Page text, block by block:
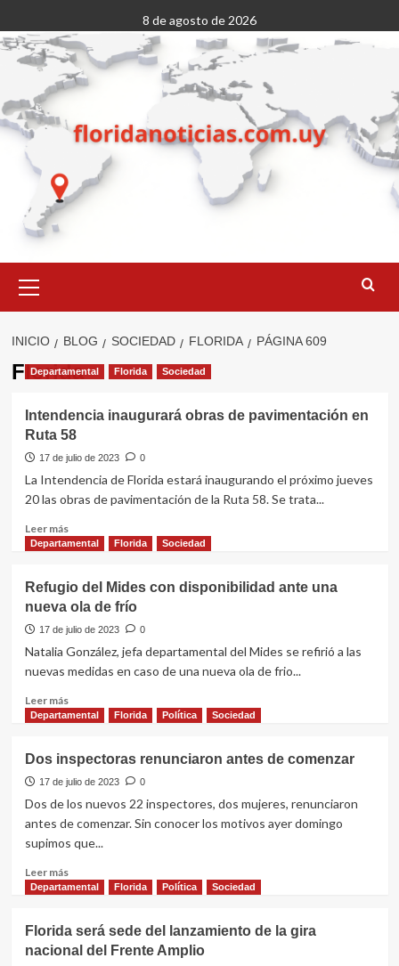
al
contenido
8 de agosto de 2026
primario
INICIO BLOG SOCIEDAD FLORIDA PÁGINA 609
Florida
Departamental Florida Sociedad
Intendencia inaugurará obras de pavimentación en
Ruta 58
17 de julio de 2023 0
La Intendencia de Florida estará inaugurando el próximo jueves
20 las obras de pavimentación de la Ruta 58. Se trata...
Leer másLeer
más
inaugurará
obras
de
pavimentación
Ruta
Departamental Florida Sociedad
Refugio del Mides con disponibilidad ante una
nueva ola de frío
17 de julio de 2023 0
Natalia González, jefa departamental del Mides se refirió a las
nuevas medidas en caso de una nueva ola de frio...
Leer másLeer
más
del
Mides
con
disponibilidad
una
ola
Departamental Florida Política Sociedad
Dos inspectoras renunciaron antes de comenzar
17 de julio de 2023 0
Dos de los nuevos 22 inspectores, dos mujeres, renunciaron
antes de comenzar. Sin conocer los motivos ayer domingo
supimos que...
Leer másLeer
más
inspectoras
renunciaron
Departamental Florida Política Sociedad
Florida será sede del lanzamiento de la gira
nacional del Frente Amplio